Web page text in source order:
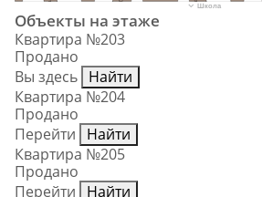
Школа
Объекты на этаже
Квартира №203
Продано
Вы здесь Найти
Квартира №204
Продано
Перейти
Найти
Квартира №205
Продано
Перейти
Найти